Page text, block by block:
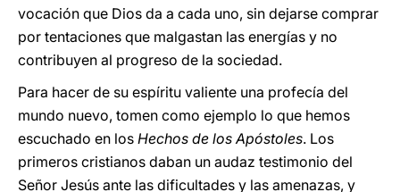
vocación que Dios da a cada uno, sin dejarse comprar
por tentaciones que malgastan las energías y no
contribuyen al progreso de la sociedad.
Para hacer de su espíritu valiente una profecía del
mundo nuevo, tomen como ejemplo lo que hemos
escuchado en los Hechos de los Apóstoles. Los
primeros cristianos daban un audaz testimonio del
Señor Jesús ante las dificultades y las amenazas, y